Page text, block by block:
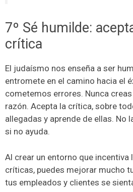
7º Sé humilde:
crítica
El judaísmo nos enseña a ser
entromete en el camino hacia el
cometemos errores. Nunca
razón. Acepta la crítica, sobre
allegadas y aprende de ellas. No
si no ayuda.
Al crear un entorno que incentiva
críticas, puedes mejorar mucho
tus empleados y clientes se